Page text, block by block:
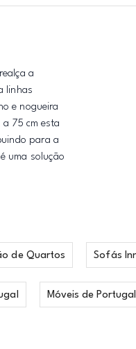
a
linhas
e nogueira
75 cm esta
para a
uma solução
de Quartos Sofás
Móveis de Portugal